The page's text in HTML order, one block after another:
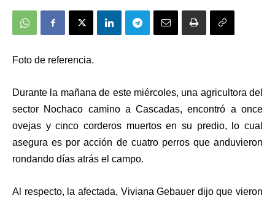
Foto de referencia.
Durante la mañana de este miércoles, una agricultora del
sector Nochaco camino a Cascadas, encontró a once
ovejas y cinco corderos muertos en su predio, lo cual
asegura es por acción de cuatro perros que anduvieron
rondando días atrás el campo.
Al respecto, la afectada, Viviana Gebauer dijo que vieron